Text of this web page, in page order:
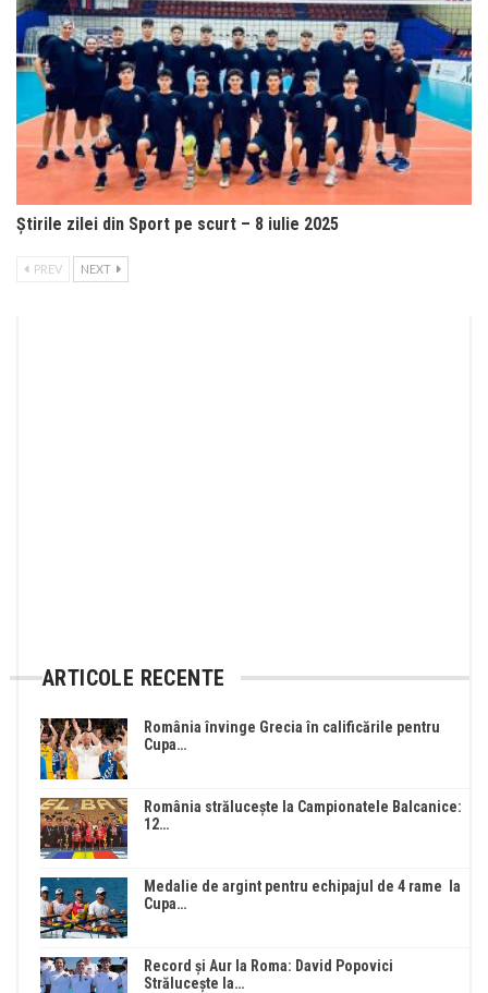
Știrile zilei din Sport pe scurt – 8 iulie 2025
PREV NEXT
ARTICOLE RECENTE
România învinge Grecia în calificările pentru
Cupa…
România strălucește la Campionatele Balcanice:
12…
Medalie de argint pentru echipajul de 4 rame la
Cupa…
Record și Aur la Roma: David Popovici
Strălucește la…